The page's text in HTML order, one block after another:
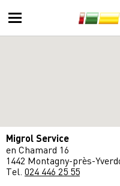
Migrol Service
en Chamard 16
1442 Montagny-près-
Tel. 024 446 25 55